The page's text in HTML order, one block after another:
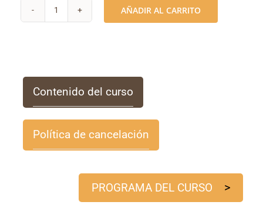
DIGITAL
100:
hacer
y
cantidad
AÑADIR AL CARRITO
Contenido del curso
Política de cancelación
PROGRAMA DEL CURSO